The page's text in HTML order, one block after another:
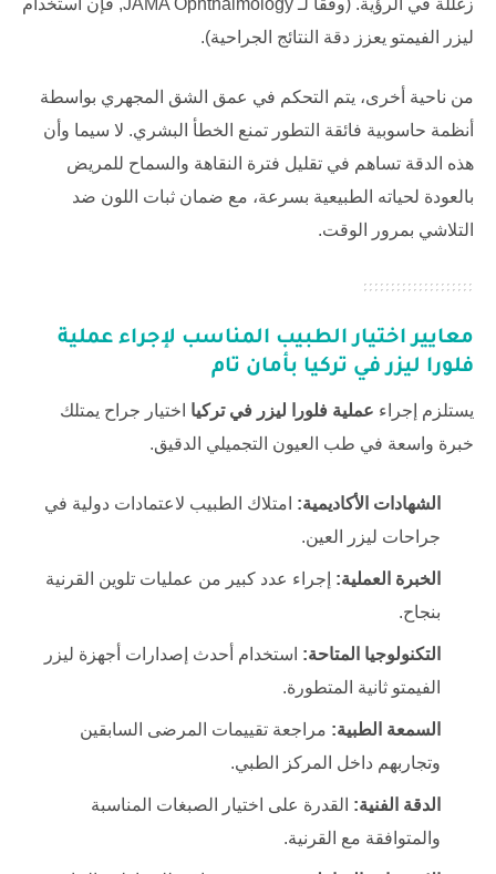
زغللة في الرؤية. (وفقاً لـ JAMA Ophthalmology, فإن استخدام
ليزر الفيمتو يعزز دقة النتائج الجراحية).
من ناحية أخرى، يتم التحكم في عمق الشق المجهري بواسطة
أنظمة حاسوبية فائقة التطور تمنع الخطأ البشري. لا سيما وأن
هذه الدقة تساهم في تقليل فترة النقاهة والسماح للمريض
بالعودة لحياته الطبيعية بسرعة، مع ضمان ثبات اللون ضد
التلاشي بمرور الوقت.
معايير اختيار الطبيب المناسب لإجراء عملية
فلورا ليزر في تركيا بأمان تام
يستلزم إجراء عملية فلورا ليزر في تركيا اختيار جراح يمتلك
خبرة واسعة في طب العيون التجميلي الدقيق.
الشهادات الأكاديمية: امتلاك الطبيب لاعتمادات دولية في
جراحات ليزر العين.
الخبرة العملية: إجراء عدد كبير من عمليات تلوين القرنية
بنجاح.
التكنولوجيا المتاحة: استخدام أحدث إصدارات أجهزة ليزر
الفيمتو ثانية المتطورة.
السمعة الطبية: مراجعة تقييمات المرضى السابقين
وتجاربهم داخل المركز الطبي.
الدقة الفنية: القدرة على اختيار الصبغات المناسبة
والمتوافقة مع القرنية.